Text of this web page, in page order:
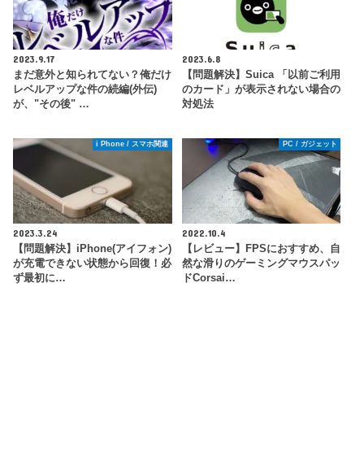
2023.9.17
まだ意外と知られてない？俺だけ
レベルアップな件の続編(外伝)
が、"その後" …
2023.6.8
【問題解決】Suica 「以前ご利用
のカード」が表示されない場合の
対処法
i Phone / スマホ関連
2023.3.24
【問題解決】iPhone(アイフォン)
が充電できない状態から回復！必
ず最初に…
PC / ガジェット
2022.10.4
【レビュー】FPSにおすすめ、自
然な滑りのゲーミングマウスパッ
ドCorsai…